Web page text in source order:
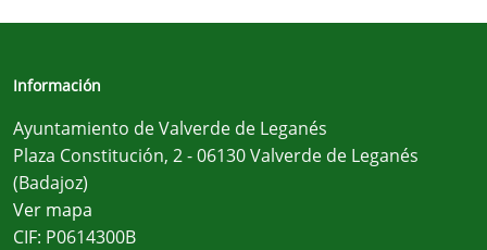
Información
Ayuntamiento de Valverde de Leganés
Plaza Constitución, 2 - 06130 Valverde de Leganés
(Badajoz)
Ver mapa
CIF: P0614300B